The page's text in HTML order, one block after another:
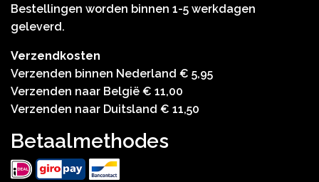
Bestellingen worden binnen 1-5 werkdagen
geleverd.
Verzendkosten
Verzenden binnen Nederland € 5,95
Verzenden naar België € 11,00
Verzenden naar Duitsland € 11,50
Betaalmethodes